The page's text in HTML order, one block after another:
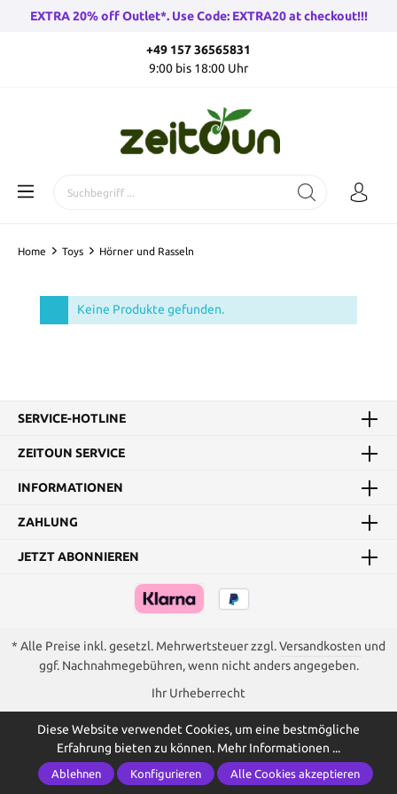
EXTRA 20% off Outlet*. Use Code: EXTRA20 at checkout!!!
+49 157 36565831
9:00 bis 18:00 Uhr
Home Toys Hörner und Rasseln
Keine Produkte gefunden.
SERVICE-HOTLINE
ZEITOUN SERVICE
INFORMATIONEN
ZAHLUNG
JETZT ABONNIEREN
* Alle Preise inkl. gesetzl. Mehrwertsteuer zzgl.Versandkosten und
ggf. Nachnahmegebühren, wenn nicht anders angegeben.
Ihr Urheberrecht
Diese Website verwendet Cookies, um eine bestmögliche
Erfahrung bieten zu können. Mehr Informationen ...
Ablehnen Konfigurieren Alle Cookies akzeptieren